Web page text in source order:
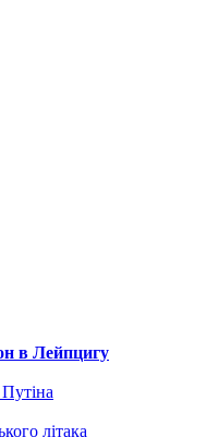
в Лейпцигу
літака